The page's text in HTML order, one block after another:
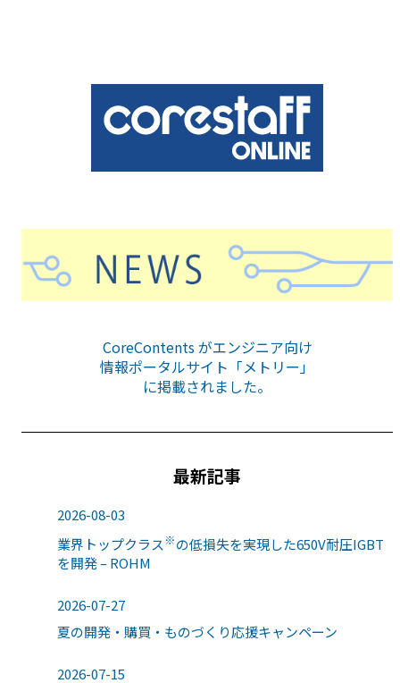
CoreContents がエンジニア向け
情報ポータルサイト「メトリー」
に掲載されました。
最新記事
2026-08-03
業界トップクラス※の低損失を実現した650V耐圧IGBT
を開発 – ROHM
2026-07-27
夏の開発・購買・ものづくり応援キャンペーン
2026-07-15